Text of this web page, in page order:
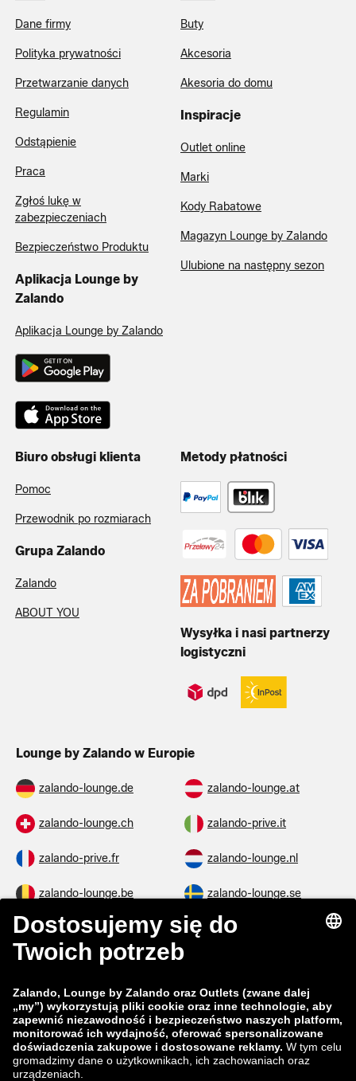
Dane firmy
Polityka prywatności
Przetwarzanie danych
Regulamin
Odstąpienie
Praca
Zgłoś lukę w
zabezpieczeniach
Bezpieczeństwo Produktu
Aplikacja Lounge by
Zalando
Aplikacja Lounge by Zalando
Buty
Akcesoria
Akesoria do domu
Inspiracje
Outlet online
Marki
Kody Rabatowe
Magazyn Lounge by Zalando
Ulubione na następny sezon
Biuro obsługi klienta
Pomoc
Przewodnik po rozmiarach
Grupa Zalando
Zalando
ABOUT YOU
Metody płatności
Wysyłka i nasi partnerzy
logistyczni
Lounge by Zalando w Europie
zalando-lounge.de zalando-lounge.at
zalando-lounge.ch zalando-prive.it
zalando-prive.fr zalando-lounge.nl
zalando-lounge.be zalando-lounge.se
zalando-lounge.fi zalando-lounge.dk
zalando-lounge.co.uk
zalando-prive.es zalando-lounge.cz
zalando-lounge.lt zalando-lounge.sk
zalando-lounge.ro zalando-lounge.hr